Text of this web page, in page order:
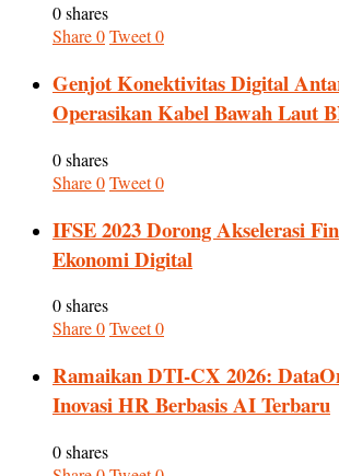
0 shares
Share0Tweet0
Genjot Konektivitas Digital
Operasikan Kabel Bawah Laut
0 shares
Share0Tweet0
IFSE 2023 Dorong Akselerasi
Ekonomi Digital
0 shares
Share0Tweet0
Ramaikan DTI-CX 2026:
Inovasi HR Berbasis AI Terbaru
0 shares